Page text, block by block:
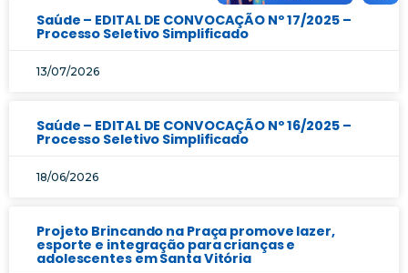
Saúde – EDITAL DE CONVOCAÇÃO Nº 17/2025 –
Processo Seletivo Simplificado
13/07/2026
Saúde – EDITAL DE CONVOCAÇÃO Nº 16/2025 –
Processo Seletivo Simplificado
18/06/2026
Projeto Brincando na Praça promove lazer,
esporte e integração para crianças e
adolescentes em Santa Vitória